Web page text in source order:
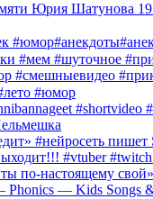
Юрия Шатунова
#мем #шуточное
#смешныевидео
#юмор
#shortvideo
#нейросеть пишет
#vtuber #twitch
по-настоящему
— Kids Songs &